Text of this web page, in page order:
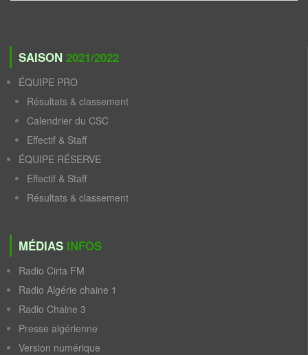
SAISON 2021/2022
ÉQUIPE PRO
Résultats & classement
Calendrier du CSC
Effectif & Staff
ÉQUIPE RÉSERVE
Effectif & Staff
Résultats & classement
MÉDIAS INFOS
Radio Cirta FM
Radio Algérie chaine 1
Radio Chaine 3
Presse algérienne
Version numérique